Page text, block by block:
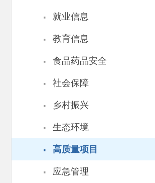
· 就业信息
· 教育信息
· 食品药品安全
· 社会保障
· 乡村振兴
· 生态环境
· 高质量项目
· 应急管理